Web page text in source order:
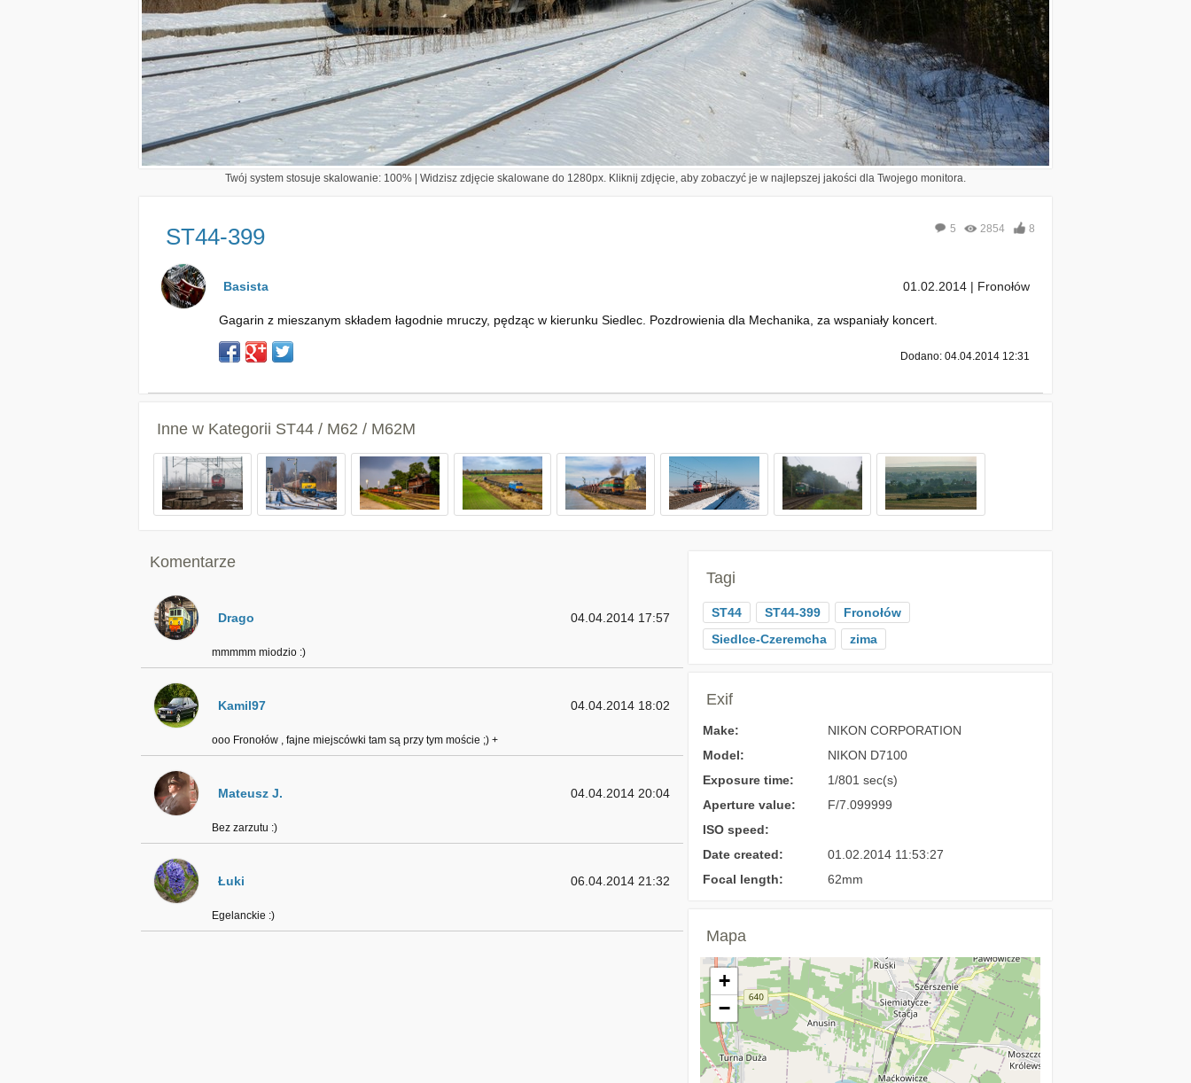
Twój system stosuje skalowanie: 100% | Widzisz zdjęcie skalowane do 1280px. Kliknij zdjęcie, aby zobaczyć je w najlepszej jakości dla Twojego monitora.
ST44-399 5 2854 8
Basista 01.02.2014 | Fronołów
Gagarin z mieszanym składem łagodnie mruczy, pędząc w kierunku Siedlec. Pozdrowienia dla Mechanika, za wspaniały koncert.
Dodano: 04.04.2014 12:31
Inne w Kategorii ST44 / M62 / M62M
Komentarze
Drago 04.04.2014 17:57
mmmmm miodzio :)
Kamil97 04.04.2014 18:02
ooo Fronołów , fajne miejscówki tam są przy tym moście ;) +
Mateusz J. 04.04.2014 20:04
Bez zarzutu :)
Łuki 06.04.2014 21:32
Egelanckie :)
Tagi
ST44 ST44-399
Fronołów
Siedlce-Czeremcha
zima
Exif
Make:
NIKON CORPORATION
Model:
NIKON D7100
Exposure time:
1/801 sec(s)
Aperture value:
F/7.099999
ISO speed:
Date created:
01.02.2014 11:53:27
Focal length:
62mm
Mapa
+
−